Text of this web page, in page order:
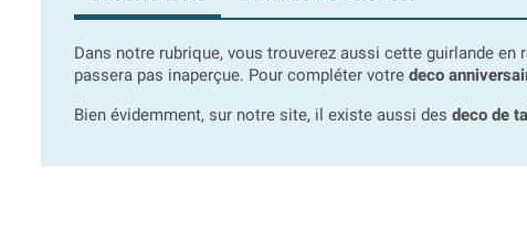
Dans notre rubrique, vous trouverez aussi cette guirlande
passera pas inaperçue. Pour compléter votre deco
Bien évidemment, sur notre site, il existe aussi des deco de